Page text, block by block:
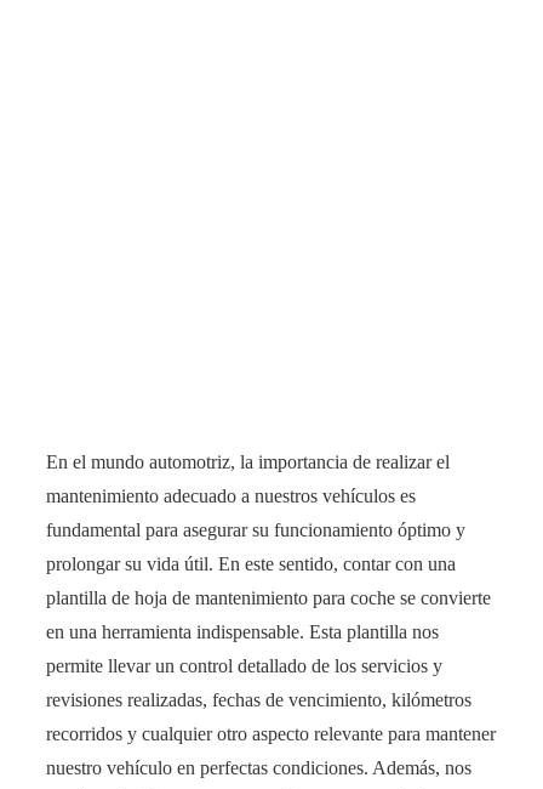
En el mundo automotriz, la importancia de realizar el
mantenimiento adecuado a nuestros vehículos es
fundamental para asegurar su funcionamiento óptimo y
prolongar su vida útil. En este sentido, contar con una
plantilla de hoja de mantenimiento para coche se convierte
en una herramienta indispensable. Esta plantilla nos
permite llevar un control detallado de los servicios y
revisiones realizadas, fechas de vencimiento, kilómetros
recorridos y cualquier otro aspecto relevante para mantener
nuestro vehículo en perfectas condiciones. Además, nos